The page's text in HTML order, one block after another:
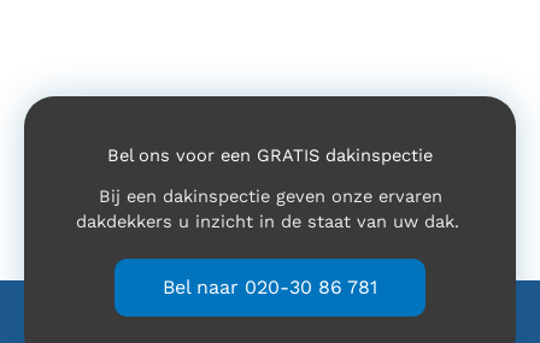
Bel ons voor een GRATIS dakinspectie
Bij een dakinspectie geven onze ervaren
dakdekkers u inzicht in de staat van uw dak.
Bel naar 020-30 86 781